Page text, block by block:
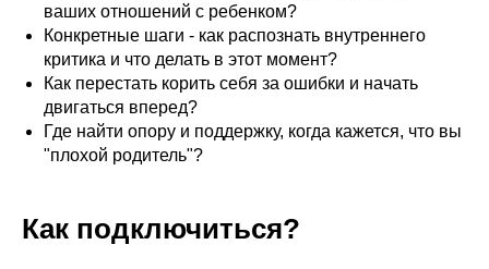
ваших отношений с ребенком?
Конкретные шаги - как распознать внутреннего
критика и что делать в этот момент?
Как перестать корить себя за ошибки и начать
двигаться вперед?
Где найти опору и поддержку, когда кажется, что вы
"плохой родитель"?
Как подключиться?